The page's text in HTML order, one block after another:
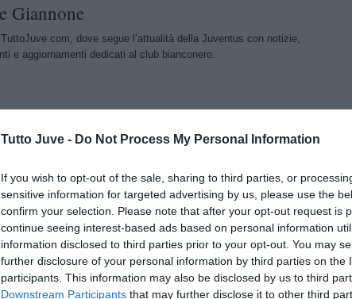
Tutto Juve - Do Not Process My Personal Information
If you wish to opt-out of the sale, sharing to third parties, or
sensitive information for targeted advertising by us, please use the
confirm your selection. Please note that after your opt-out request is
continue seeing interest-based ads based on personal information
information disclosed to third parties prior to your opt-out. You may
further disclosure of your personal information by third parties on the
participants. This information may also be disclosed by us to third
Downstream Participants that may further disclose it to other third
Giannone
dove segue l’attualità della Juventus con notizie,
e aggiornamenti dedicati al club bianconero.